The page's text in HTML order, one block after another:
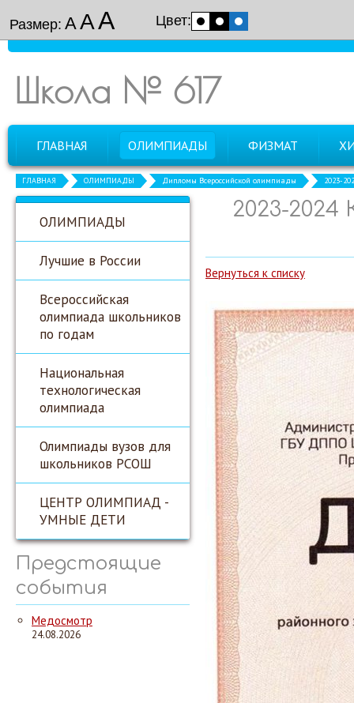
Размер: ААА Цвет:
Школа № 617
ГЛАВНАЯ ОЛИМПИАДЫ ФИЗМАТ
ГЛАВНАЯ ОЛИМПИАДЫ Дипломы Всероссийской олимпиады 2023-
ОЛИМПИАДЫ
Лучшие в России
Всероссийская
олимпиада школьников
по годам
Национальная
технологическая
олимпиада
Олимпиады вузов для
школьников РСОШ
ЦЕНТР ОЛИМПИАД -
УМНЫЕ ДЕТИ
Предстоящие
события
Медосмотр
24.08.2026
2023-
Вернуться к списку